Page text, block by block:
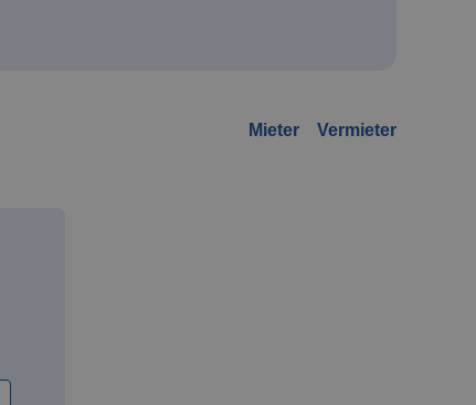
Mieter Vermieter